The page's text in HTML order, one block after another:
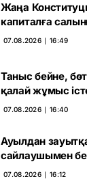
Жаңа
капиталға
негіз
07.08.2026 ∣ 16:49
Таныс бейне,
қалай жұмыс
07.08.2026 ∣ 16:40
Ауылдан
сайлаушымен
07.08.2026 ∣ 16:12